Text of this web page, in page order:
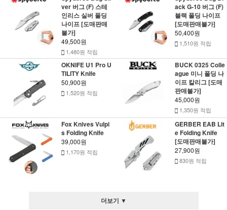
ver 버그 (F) 스테
인리스 실버 폴딩
나이프 [도매판매
불가]
49,500원
1,480원 적립
ack G-10 버그 (F)
블랙 폴딩 나이프
[도매판매불가]
50,400원
1,510원 적립
OKNIFE U1 Pro U
TILITY Knife
50,900원
1,520원 적립
BUCK 0325 Colle
ague 미니 폴딩 나
이프 칼리그 [도매
판매불가]
45,000원
1,350원 적립
Fox Knives Vulpi
s Folding Knife
39,000원
1,170원 적립
GERBER EAB Lit
e Folding Knife
[도매판매불가]
27,900원
830원 적립
더보기 ▼